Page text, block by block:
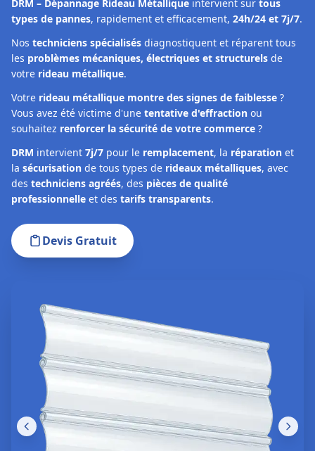
DRM – Dépannage Rideau Métallique intervient sur tous
types de pannes, rapidement et efficacement, 24h/24 et 7j/7.
Nos techniciens spécialisés diagnostiquent et réparent tous
les problèmes mécaniques, électriques et structurels de
votre rideau métallique.
Votre rideau métallique montre des signes de faiblesse ?
Vous avez été victime d'une tentative d'effraction ou
souhaitez renforcer la sécurité de votre commerce ?
DRM intervient 7j/7 pour le remplacement, la réparation et
la sécurisation de tous types de rideaux métalliques, avec
des techniciens agréés, des pièces de qualité
professionnelle et des tarifs transparents.
Devis Gratuit